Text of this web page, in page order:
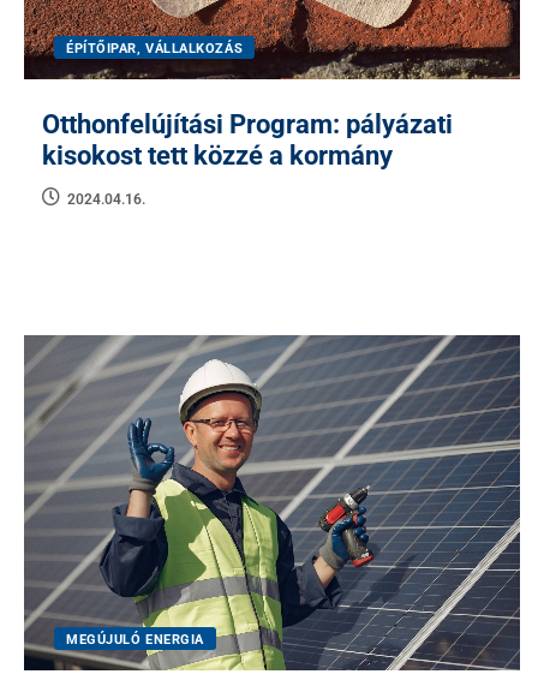
ÉPÍTŐIPAR, VÁLLALKOZÁS
Otthonfelújítási Program: pályázati
kisokost tett közzé a kormány
2024.04.16.
MEGÚJULÓ ENERGIA